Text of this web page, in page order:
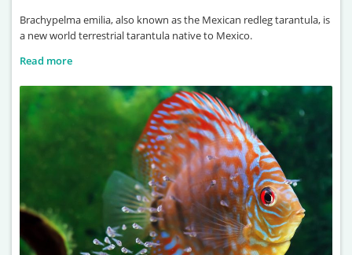
Brachypelma emilia, also known as the Mexican redleg tarantula, is
a new world terrestrial tarantula native to Mexico.
Read more